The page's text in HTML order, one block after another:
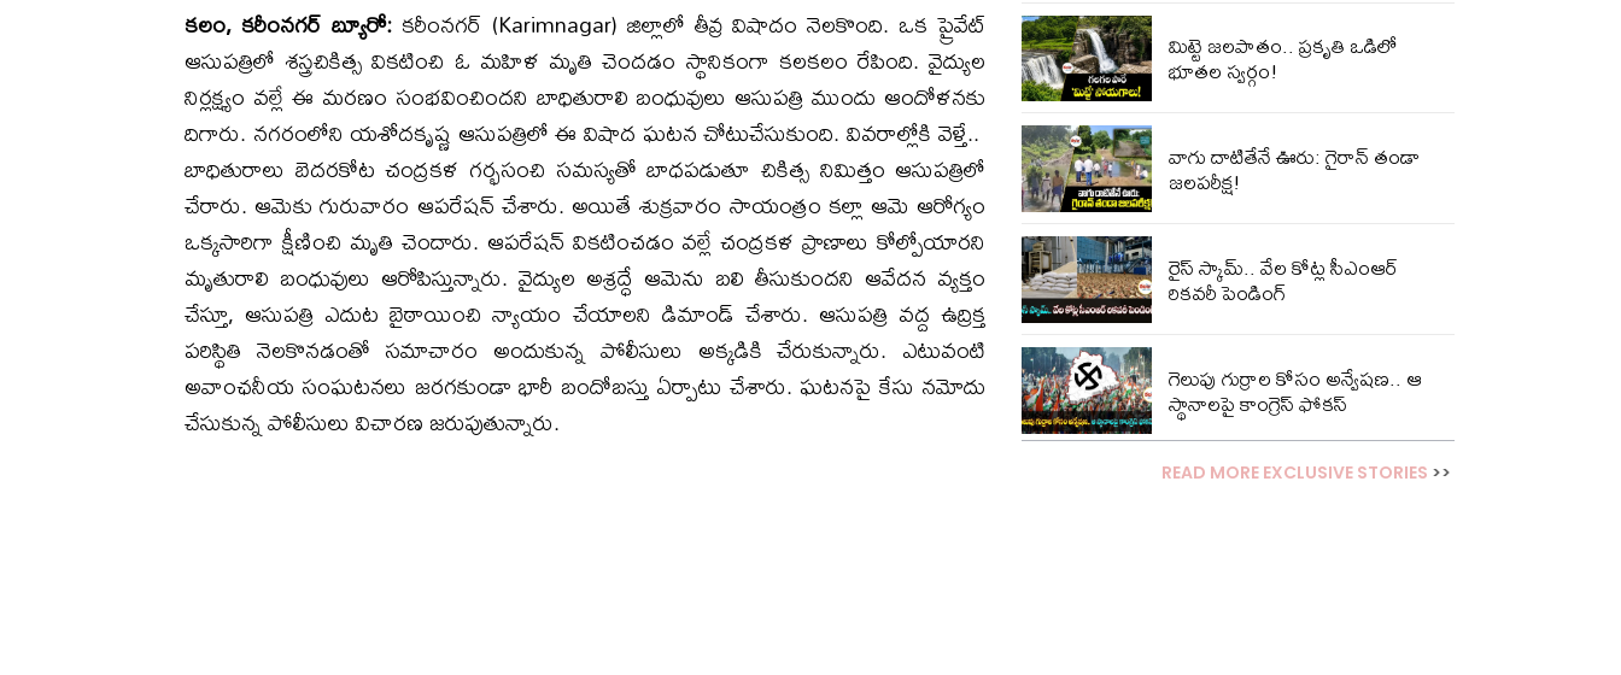
కలం, కరీంనగర్ బ్యూరో:కరీంనగర్ (Karimnagar) జిల్లాలో తీవ్ర విషాదం నెల‌కొంది. ఒక ప్రైవేట్
ఆసుపత్రిలో శస్త్రచికిత్స వికటించి ఓ మహిళ మృతి చెందడం స్థానికంగా కలకలం రేపింది. వైద్యుల
నిర్లక్ష్యం వల్లే ఈ మరణం సంభవించిందని బాధితురాలి బంధువులు ఆసుపత్రి ముందు ఆందోళనకు
దిగారు. నగరంలోని యశోదకృష్ణ ఆసుపత్రిలో ఈ విషాద ఘటన చోటుచేసుకుంది. వివరాల్లోకి వెళ్తే.. ​
బాధితురాలు బెదరకోట చంద్రకళ గర్భసంచి సమస్యతో బాధపడుతూ చికిత్స నిమిత్తం ఆసుపత్రిలో
చేరారు. ​ఆమెకు గురువారం ఆపరేషన్ చేశారు. అయితే శుక్రవారం సాయంత్రం కల్లా ఆమె ఆరోగ్యం
ఒక్కసారిగా క్షీణించి మృతి చెందారు. ఆపరేషన్ వికటించడం వల్లే చంద్రకళ ప్రాణాలు కోల్పోయారని
మృతురాలి బంధువులు ఆరోపిస్తున్నారు. వైద్యుల అశ్రద్ధే ఆమెను బలి తీసుకుందని ఆవేదన వ్యక్తం
చేస్తూ, ఆసుపత్రి ఎదుట బైఠాయించి న్యాయం చేయాలని డిమాండ్ చేశారు. ఆసుపత్రి వద్ద ఉద్రిక్త
పరిస్థితి నెలకొనడంతో సమాచారం అందుకున్న పోలీసులు అక్కడికి చేరుకున్నారు. ఎటువంటి
అవాంఛనీయ సంఘటనలు జరగకుండా భారీ బందోబస్తు ఏర్పాటు చేశారు. ఘటనపై కేసు నమోదు
చేసుకున్న పోలీసులు విచారణ జరుపుతున్నారు.
మిట్టె జలపాతం.. ప్రకృతి ఒడిలో
భూతల స్వర్గం!
వాగు దాటితేనే ఊరు: గైరాన్ తండా
జలపరీక్ష!
రైస్ స్కామ్.. వేల కోట్ల‌ సీఎంఆర్
రికవరీ పెండింగ్
గెలుపు గుర్రాల కోసం అన్వేషణ.. ఆ
స్థానాలపై కాంగ్రెస్ ఫోకస్
READ MORE EXCLUSIVE STORIES >>